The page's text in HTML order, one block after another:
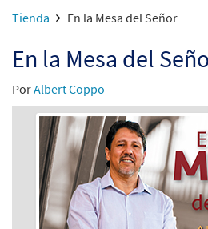
Tienda En la Mesa del Señor
En la Mesa del
PorAlbert Coppo